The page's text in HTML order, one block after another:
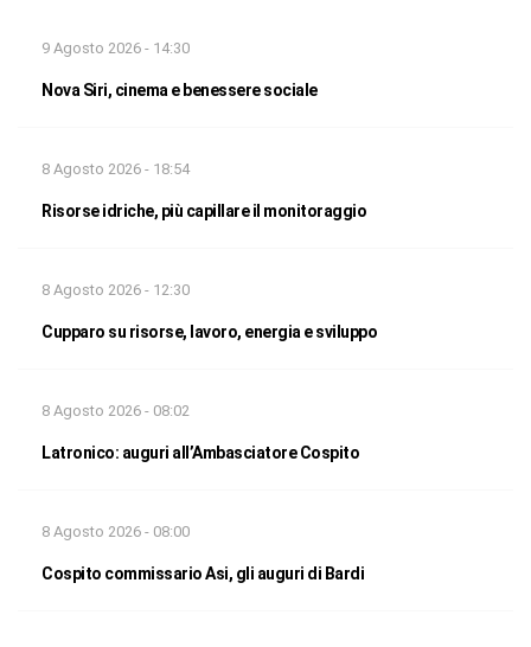
9 Agosto 2026 - 14:30
Nova Siri, cinema e benessere sociale
8 Agosto 2026 - 18:54
Risorse idriche, più capillare il monitoraggio
8 Agosto 2026 - 12:30
Cupparo su risorse, lavoro, energia e sviluppo
8 Agosto 2026 - 08:02
Latronico: auguri all’Ambasciatore Cospito
8 Agosto 2026 - 08:00
Cospito commissario Asi, gli auguri di Bardi